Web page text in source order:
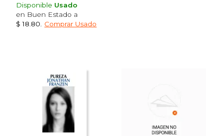
Disponible Usado
en Buen Estado a
$ 18.80
Comprar Usado